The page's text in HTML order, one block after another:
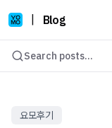
Blog
Search posts...
요모후기